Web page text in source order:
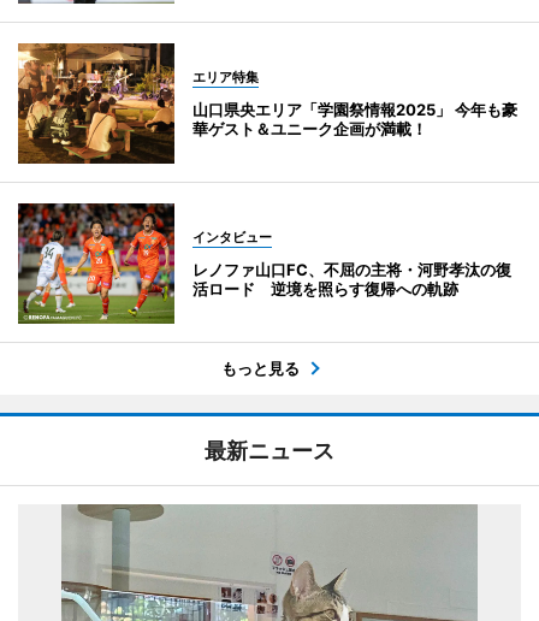
エリア特集
山口県央エリア「学園祭情報2025」 今年も豪
華ゲスト＆ユニーク企画が満載！
インタビュー
レノファ山口FC、不屈の主将・河野孝汰の復
活ロード 逆境を照らす復帰への軌跡
もっと見る
最新ニュース